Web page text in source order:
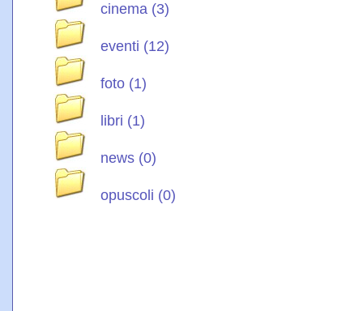
cinema (3)
eventi (12)
foto (1)
libri (1)
news (0)
opuscoli (0)